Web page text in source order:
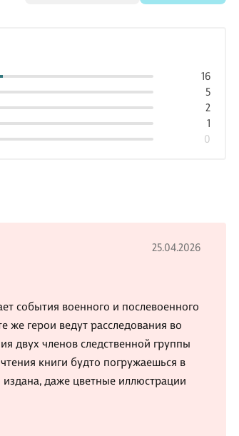
0
1
2
5
16
25.04.2026
события военного и послевоенного
же герои ведут расследования во
двух членов следственной группы
книги будто погружаешься в
издана, даже цветные иллюстрации